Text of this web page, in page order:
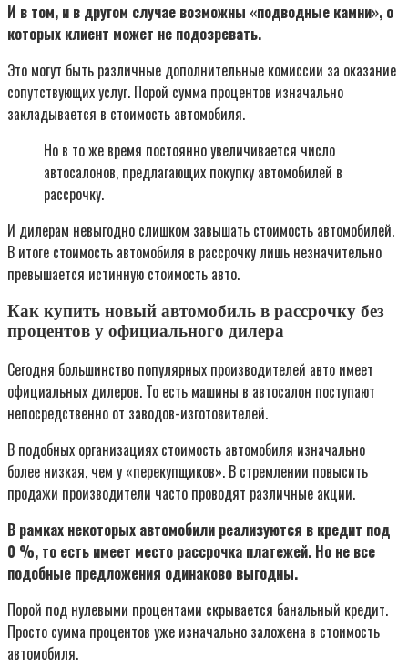
И в том, и в другом случае возможны «подводные камни», о
которых клиент может не подозревать.
Это могут быть различные дополнительные комиссии за оказание
сопутствующих услуг. Порой сумма процентов изначально
закладывается в стоимость автомобиля.
Но в то же время постоянно увеличивается число
автосалонов, предлагающих покупку автомобилей в
рассрочку.
И дилерам невыгодно слишком завышать стоимость автомобилей.
В итоге стоимость автомобиля в рассрочку лишь незначительно
превышается истинную стоимость авто.
Как купить новый автомобиль в рассрочку без
процентов у официального дилера
Сегодня большинство популярных производителей авто имеет
официальных дилеров. То есть машины в автосалон поступают
непосредственно от заводов-изготовителей.
В подобных организациях стоимость автомобиля изначально
более низкая, чем у «перекупщиков». В стремлении повысить
продажи производители часто проводят различные акции.
В рамках некоторых автомобили реализуются в кредит под
0 %, то есть имеет место рассрочка платежей. Но не все
подобные предложения одинаково выгодны.
Порой под нулевыми процентами скрывается банальный кредит.
Просто сумма процентов уже изначально заложена в стоимость
автомобиля.